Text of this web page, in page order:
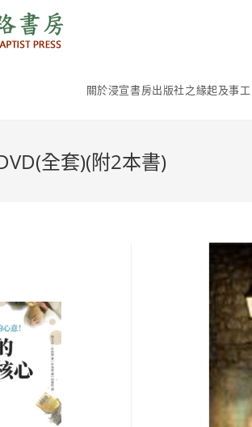
關於浸宣書房出版社之緣起及事工
全套)(附2本書)